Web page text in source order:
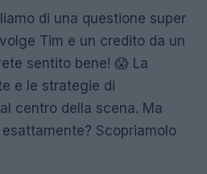
di una questione super
Tim e un credito da un
sentito bene! 😱 La
e le strategie di
centro della scena. Ma
Scopriamolo